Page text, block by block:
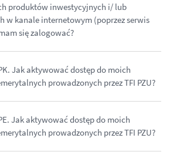
produktów inwestycyjnych i/ lub
w kanale internetowym (poprzez serwis
się zalogować?
Jak aktywować dostęp do moich
prowadzonych przez TFI PZU?
Jak aktywować dostęp do moich
prowadzonych przez TFI PZU?